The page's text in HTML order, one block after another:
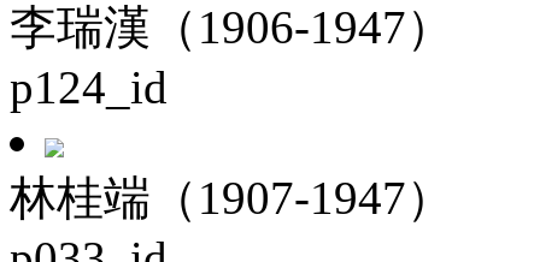
李瑞漢（1906-1947）
p124_id
林桂端（1907-1947）